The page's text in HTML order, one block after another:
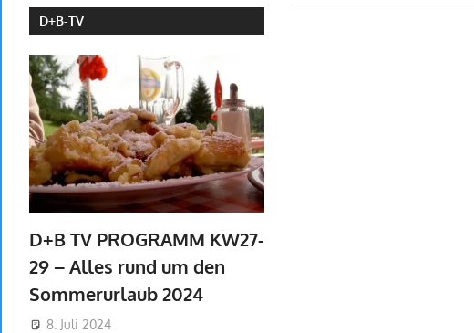
D+B-TV
D+B TV PROGRAMM KW27-
29 – Alles rund um den
Sommerurlaub 2024
8. Juli 2024